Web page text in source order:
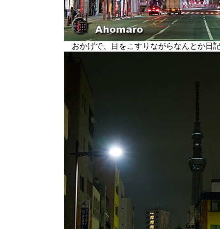
おかげで、目をこすりながらなんとか日